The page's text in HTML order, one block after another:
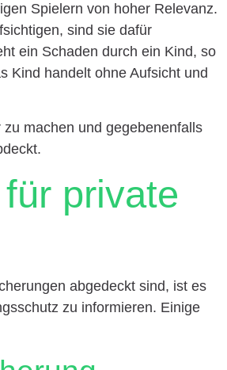
Spielern von hoher Relevanz.
sind sie dafür
ein Schaden durch ein Kind, so
Kind handelt ohne Aufsicht und
machen und gegebenenfalls
private
abgedeckt sind, ist es
zu informieren. Einige